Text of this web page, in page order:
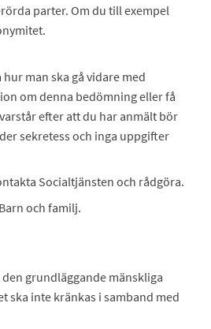
parter. Om du till exempel
man ska gå vidare med
om denna bedömning eller få
efter att du har anmält bör
sekretess och inga uppgifter
Socialtjänsten och rådgöra.
och familj.
grundläggande mänskliga
ska inte kränkas i samband med